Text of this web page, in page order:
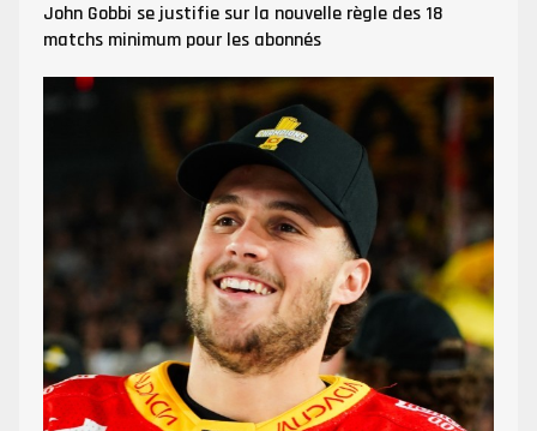
John Gobbi se justifie sur la nouvelle règle des 18
matchs minimum pour les abonnés